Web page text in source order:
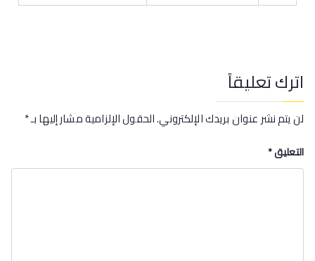
اترك تعليقاً
لن يتم نشر عنوان بريدك الإلكتروني.الحقول الإلزامية مشار إليها بـ*
التعليق*